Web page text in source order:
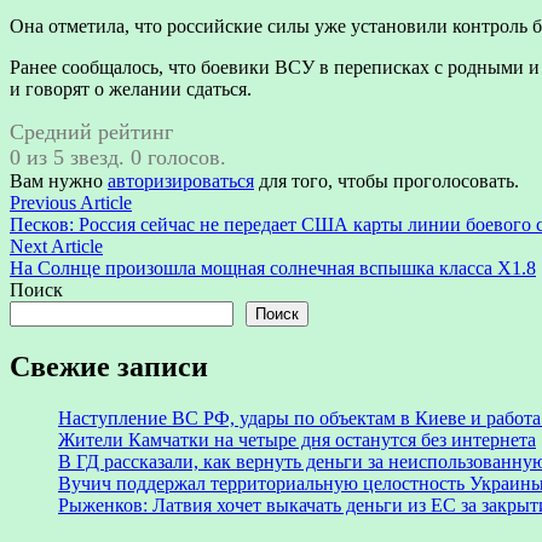
Она отметила, что российские силы уже установили контроль
Ранее сообщалось, что боевики ВСУ в переписках с родными
и говорят о желании сдаться.
Средний рейтинг
0 из 5 звезд. 0 голосов.
Вам нужно авторизироваться для того, чтобы проголосовать.
Навигация
по
записям
Previous ArticlePrevious
article:
Песков: Россия сейчас не передает США карты линии боевого
Next ArticleNext
article:
На Солнце произошла мощная солнечная вспышка класса X1.8
Поиск
Поиск
Свежие записи
Наступление ВС РФ, удары по объектам в Киеве и
Жители Камчатки на четыре дня останутся без интернета
В ГД рассказали, как вернуть деньги за
Вучич поддержал территориальную целостность
Рыженков: Латвия хочет выкачать деньги из ЕС за